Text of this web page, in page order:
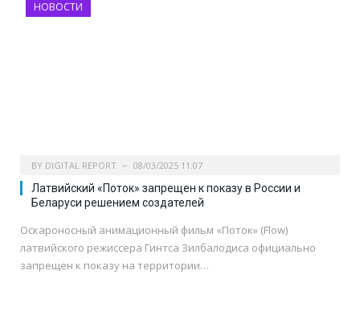
НОВОСТИ
BY DIGITAL REPORT 08/03/2025 11:07
Латвийский «Поток» запрещен к показу в России и
Беларуси решением создателей
Оскароносный анимационный фильм «Поток» (Flow)
латвийского режиссера Гинтса Зилбалодиса официально
запрещен к показу на территории…